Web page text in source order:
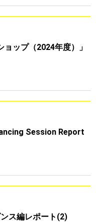
ョップ（2024年度）」
Session Report
ス編レポート(2)